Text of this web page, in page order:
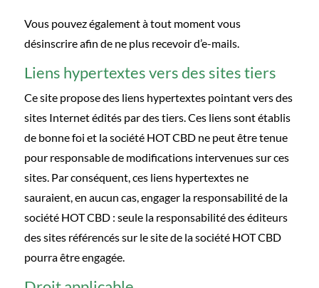
Vous pouvez également à tout moment vous
désinscrire afin de ne plus recevoir d’e-mails.
Liens hypertextes vers des sites tiers
Ce site propose des liens hypertextes pointant vers des
sites Internet édités par des tiers. Ces liens sont établis
de bonne foi et la société HOT CBD ne peut être tenue
pour responsable de modifications intervenues sur ces
sites. Par conséquent, ces liens hypertextes ne
sauraient, en aucun cas, engager la responsabilité de la
société HOT CBD : seule la responsabilité des éditeurs
des sites référencés sur le site de la société HOT CBD
pourra être engagée.